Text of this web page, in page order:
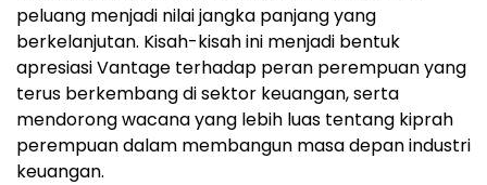
peluang menjadi nilai jangka panjang yang
berkelanjutan. Kisah-kisah ini menjadi bentuk
apresiasi Vantage terhadap peran perempuan yang
terus berkembang di sektor keuangan, serta
mendorong wacana yang lebih luas tentang kiprah
perempuan dalam membangun masa depan industri
keuangan.